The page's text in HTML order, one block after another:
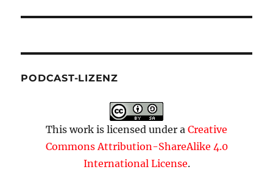
PODCAST-LIZENZ
This work is licensed under a Creative
Commons Attribution-ShareAlike 4.0
International License.